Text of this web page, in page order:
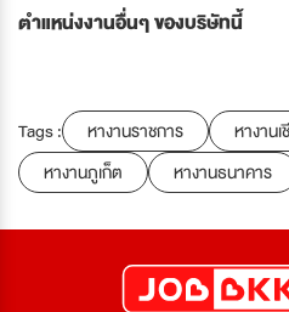
ตำแหน่งงานอื่นๆ ของบริษัทนี้
Tags : หางานราชการ หางานเ
หางานภูเก็ต
หางานธนาคาร